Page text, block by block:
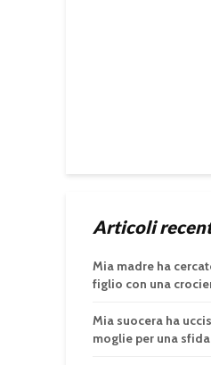
Articoli
Mia madre ha
figlio con una
Mia suocera ha
moglie per una sfida